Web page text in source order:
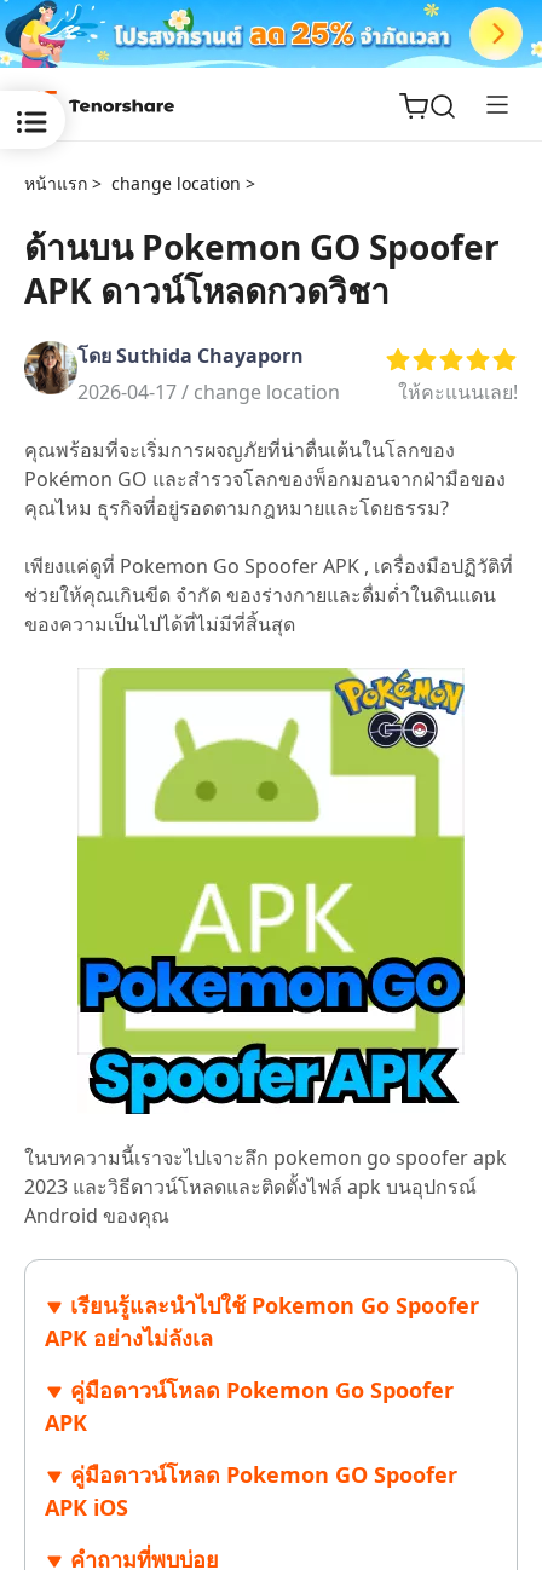
ReiBoot
Tenorshare
New
iAnyGo
หน้าแรก > change location >
ด้านบน Pokemon GO Spoofer
APK ดาวน์โหลดกวดวิชา
โดย Suthida Chayaporn
2026-04-17 / change location ให้คะแนนเลย!
คุณพร้อมที่จะเริ่มการผจญภัยที่น่าตื่นเต้นในโลกของ
Pokémon GO และสำรวจโลกของพ็อกมอนจากฝ่ามือของ
คุณไหม ธุรกิจที่อยู่รอดตามกฎหมายและโดยธรรม?
เพียงแค่ดูที่ Pokemon Go Spoofer APK , เครื่องมือปฏิวัติที่
ช่วยให้คุณเกินขีด จำกัด ของร่างกายและดื่มด่ำในดินแดน
ของความเป็นไปได้ที่ไม่มีที่สิ้นสุด
ในบทความนี้เราจะไปเจาะลึก pokemon go spoofer apk
2023 และวิธีดาวน์โหลดและติดตั้งไฟล์ apk บนอุปกรณ์
Android ของคุณ
เรียนรู้และนำไปใช้ Pokemon Go Spoofer
APK อย่างไม่ลังเล
คู่มือดาวน์โหลด Pokemon Go Spoofer
APK
คู่มือดาวน์โหลด Pokemon GO Spoofer
APK iOS
คำถามที่พบบ่อย